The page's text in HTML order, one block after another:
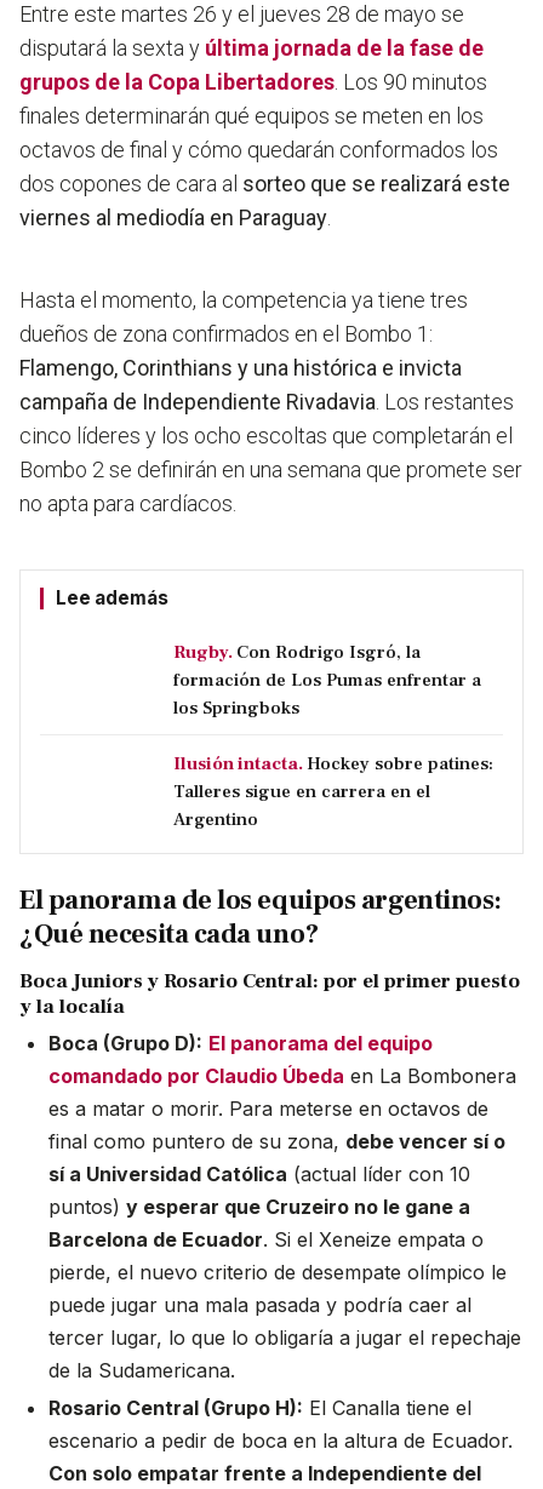
Entre este martes 26 y el jueves 28 de mayo se
disputará la sexta y última jornada de la fase de
grupos de la Copa Libertadores . Los 90 minutos
finales determinarán qué equipos se meten en los
octavos de final y cómo quedarán conformados los
dos copones de cara al sorteo que se realizará este
viernes al mediodía en Paraguay
Hasta el momento, la competencia ya tiene tres
dueños de zona confirmados en el Bombo 1:
Flamengo, Corinthians y una histórica e invicta
campaña de Independiente Rivadavia . Los restantes
cinco líderes y los ocho escoltas que completarán el
Bombo 2 se definirán en una semana que promete ser
no apta para cardíacos.
Lee además
Rugby. Con Rodrigo Isgró, la
formación de Los Pumas enfrentar a
los Springboks
Ilusión intacta. Hockey sobre patines:
Talleres sigue en carrera en el
Argentino
El panorama de los equipos argentinos:
¿Qué necesita cada uno?
Boca Juniors y Rosario Central: por el primer puesto
y la localía
Boca (Grupo D): El panorama del equipo
comandado por Claudio Úbeda en La Bombonera
es a matar o morir. Para meterse en octavos de
final como puntero de su zona, debe vencer sí o
sí a Universidad Católica (actual líder con 10
puntos) y esperar que Cruzeiro no le gane a
Barcelona de Ecuador. Si el Xeneize empata o
pierde, el nuevo criterio de desempate olímpico le
puede jugar una mala pasada y podría caer al
tercer lugar, lo que lo obligaría a jugar el repechaje
de la Sudamericana.
Rosario Central (Grupo H): El Canalla tiene el
escenario a pedir de boca en la altura de Ecuador.
Con solo empatar frente a Independiente del